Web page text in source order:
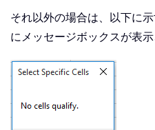
それ以外の場合は、以下に
にメッセージボックスが表示